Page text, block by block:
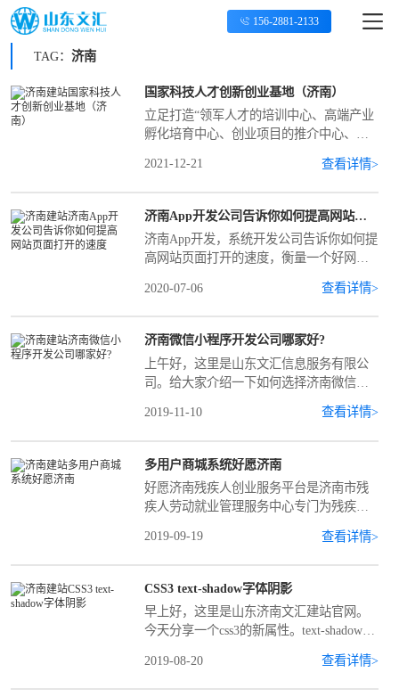
156-2881-2133
TAG： 济南
国家科技人才创新创业基地（济南）
立足打造“领军人才的培训中心、高端产业
孵化培育中心、创业项目的推介中心、知
心”，让各类人才在“品质市中”发展中发挥
“主力军”作用。
2021-12-21 查看详情>
济南App开发公司告诉你如何提高网站页面打开的速度
济南App开发，系统开发公司告诉你如何提
高网站页面打开的速度，衡量一个好网站
度就是一个重要的因素了，网站打开速度
也是用户体验度的一个重要环节，现在衡
量一个好网站的标准是什么。那么都有哪
的选择：网站空间服务器选择很重要，垃
圾服务器或者境外服务器打开都很慢，大
大的影响了用户在打开网站的速度，较好
2020-07-06 查看详情>
济南微信小程序开发公司哪家好?
上午好，这里是山东文汇信息服务有限公
司。给大家介绍一下如何选择济南微信小
渐提高，生活节奏加快，特别是80后，90
后者类年轻一代群体很少有时间到实体店
购买物品。随着移动互联网的发展，越来
出现受到了各企业商家的关注。企业商家
也纷纷开始选择开发微信小程序。那么在
成都企业该如何思考开发一款个性化的具
来...
2019-11-10 查看详情>
多用户商城系统好愿济南
好愿济南残疾人创业服务平台是济南市残
疾人劳动就业管理服务中心专门为残疾人
人可以到网站上销售自己的产品。
2019-09-19 查看详情>
CSS3 text-shadow字体阴影
早上好，这里是山东济南文汇建站官网。
今天分享一个css3的新属性。text-shadow。
字体设置阴影效果样式，本来在CSS2版本
中也有此属性，但在CSS3中文字阴影text-
2019-08-20 查看详情>